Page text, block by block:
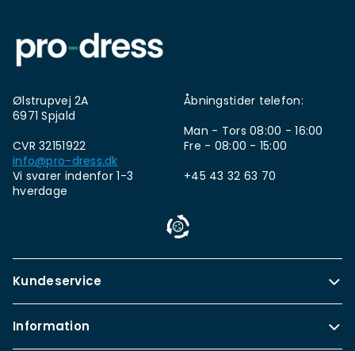
Ølstrupvej 2A
6971 Spjald
CVR 32151922
info@pro-dress.dk
Vi svarer indenfor 1-3
hverdage
Åbningstider telefon:
Man - Tors 08:00 - 16:00
Fre - 08:00 - 15:00
+45 43 32 63 70
Kundeservice
Information